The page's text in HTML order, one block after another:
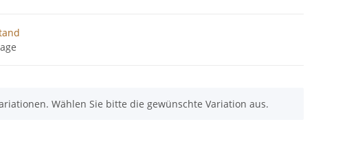
Wählen Sie bitte die gewünschte Variation aus.